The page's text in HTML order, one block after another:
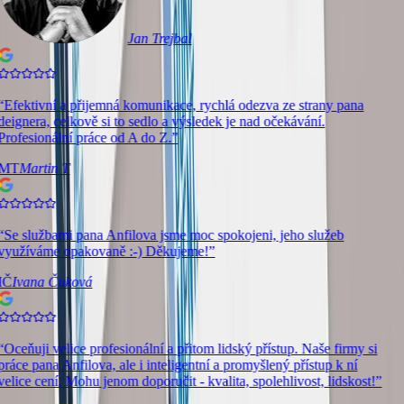
Jan Trejbal
Efektivní a přijemná komunikace, rychlá odezva ze strany pana
celkově si to sedlo a výsledek je nad očekávání.
práce od A do Z.”
Martin T
Se službami pana Anfilova jsme moc spokojeni, jeho služeb
opakovaně :-) Děkujeme!”
Ivana Čuková
Oceňuji velice profesionální a přitom lidský přístup. Naše firmy si
pana Anfilova, ale i inteligentní a promyšlený přístup k ní
cení. Mohu jenom doporučit - kvalita, spolehlivost, lidskost!”